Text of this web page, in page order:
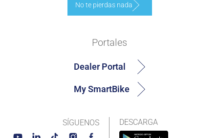
No te pierdas nada
DESCARGA
Portales
Dealer Portal
My SmartBike
SÍGUENOS